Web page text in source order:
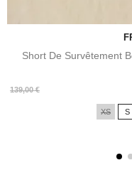
Short De Survêtement
139,00 €
Prix
Prix
XS S